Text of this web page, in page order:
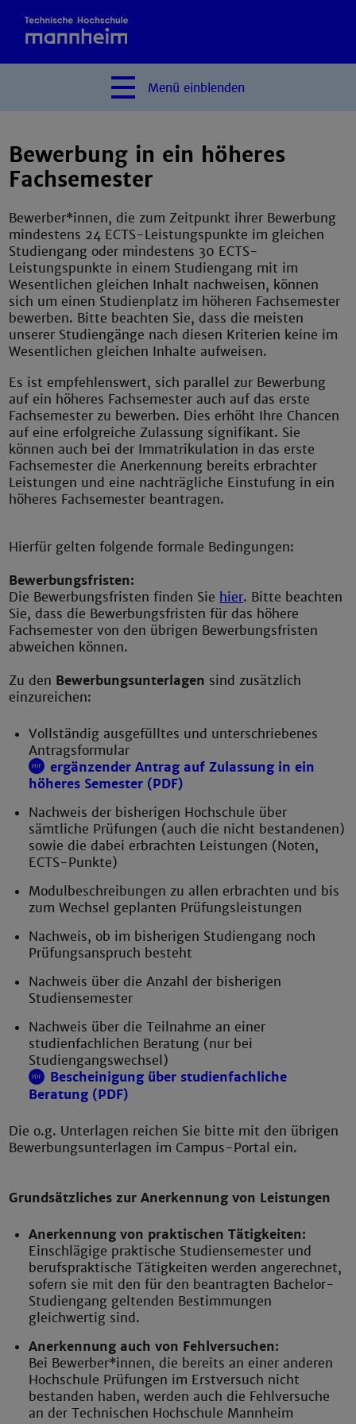
Menü einblenden
Bewerbung in ein höheres
Fachsemester
Bewerber*innen, die zum Zeitpunkt ihrer Bewerbung
mindestens 24 ECTS-Leistungspunkte im gleichen
Studiengang oder mindestens 30 ECTS-
Leistungspunkte in einem Studiengang mit im
Wesentlichen gleichen Inhalt nachweisen, können
sich um einen Studienplatz im höheren Fachsemester
bewerben. Bitte beachten Sie, dass die meisten
unserer Studiengänge nach diesen Kriterien keine im
Wesentlichen gleichen Inhalte aufweisen.
Es ist empfehlenswert, sich parallel zur Bewerbung
auf ein höheres Fachsemester auch auf das erste
Fachsemester zu bewerben. Dies erhöht Ihre Chancen
auf eine erfolgreiche Zulassung signifikant. Sie
können auch bei der Immatrikulation in das erste
Fachsemester die Anerkennung bereits erbrachter
Leistungen und eine nachträgliche Einstufung in ein
höheres Fachsemester beantragen.
Hierfür gelten folgende formale Bedingungen:
Bewerbungsfristen:
Die Bewerbungsfristen finden Sie hier. Bitte beachten
Sie, dass die Bewerbungsfristen für das höhere
Fachsemester von den übrigen Bewerbungsfristen
abweichen können.
Zu den Bewerbungsunterlagen sind zusätzlich
einzureichen:
Vollständig ausgefülltes und unterschriebenes
Antragsformular
ergänzender Antrag auf Zulassung in ein
höheres Semester (PDF)
Nachweis der bisherigen Hochschule über
sämtliche Prüfungen (auch die nicht bestandenen)
sowie die dabei erbrachten Leistungen (Noten,
ECTS-Punkte)
Modulbeschreibungen zu allen erbrachten und bis
zum Wechsel geplanten Prüfungsleistungen
Nachweis, ob im bisherigen Studiengang noch
Prüfungsanspruch besteht
Nachweis über die Anzahl der bisherigen
Studiensemester
Nachweis über die Teilnahme an einer
studienfachlichen Beratung (nur bei
Studiengangswechsel)
Bescheinigung über studienfachliche
Beratung (PDF)
Die o.g. Unterlagen reichen Sie bitte mit den übrigen
Bewerbungsunterlagen im Campus-Portal ein.
Grundsätzliches zur Anerkennung von Leistungen
Anerkennung von praktischen Tätigkeiten:
Einschlägige praktische Studiensemester und
berufspraktische Tätigkeiten werden angerechnet,
sofern sie mit den für den beantragten Bachelor-
Studiengang geltenden Bestimmungen
gleichwertig sind.
Anerkennung auch von Fehlversuchen:
Bei Bewerber*innen, die bereits an einer anderen
Hochschule Prüfungen im Erstversuch nicht
bestanden haben, werden auch die Fehlversuche
an der Technischen Hochschule Mannheim